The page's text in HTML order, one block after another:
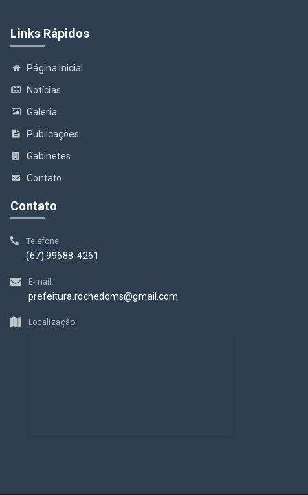
Links Rápidos
Página Inicial
Notícias
Galeria
Publicações
Gabinetes
Contato
Contato
Telefone:
(67) 99688-4261
E-mail:
prefeitura.rochedoms@gmail.com
Localização: